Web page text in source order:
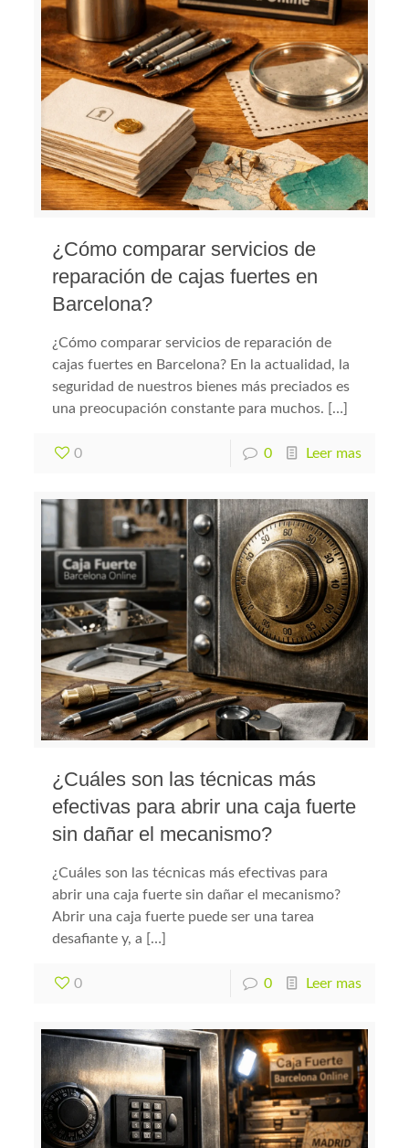
¿Cómo comparar servicios de
reparación de cajas fuertes en
Barcelona?
¿Cómo comparar servicios de reparación de
cajas fuertes en Barcelona? En la actualidad, la
seguridad de nuestros bienes más preciados es
una preocupación constante para muchos. […]
0 0 Leer mas
¿Cuáles son las técnicas más
efectivas para abrir una caja fuerte
sin dañar el mecanismo?
¿Cuáles son las técnicas más efectivas para
abrir una caja fuerte sin dañar el mecanismo?
Abrir una caja fuerte puede ser una tarea
desafiante y, a […]
0 0 Leer mas